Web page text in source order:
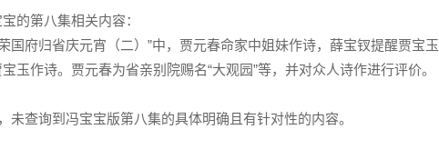
的第八集相关内容：
国府归省庆元宵（二）”中，贾元春命家中姐妹作诗，薛宝钗提醒贾宝玉
玉作诗。贾元春为省亲别院赐名“大观园”等，并对众人诗作进行评价。
未查询到冯宝宝版第八集的具体明确且有针对性的内容。